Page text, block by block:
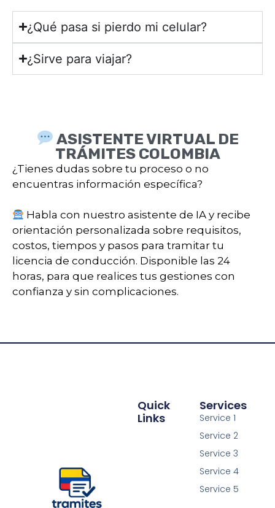
¿Qué pasa si pierdo mi celular?
¿Sirve para viajar?
ASISTENTE VIRTUAL DE
TRÁMITES COLOMBIA
¿Tienes dudas sobre tu proceso o no
encuentras información específica?
Habla con nuestro asistente de IA y recibe
orientación personalizada sobre requisitos,
costos, tiempos y pasos para tramitar tu
licencia de conducción. Disponible las 24
horas, para que realices tus gestiones con
confianza y sin complicaciones.
Services
Service 1
Service 2
Service 3
Service 4
Service 5
Quick
Links